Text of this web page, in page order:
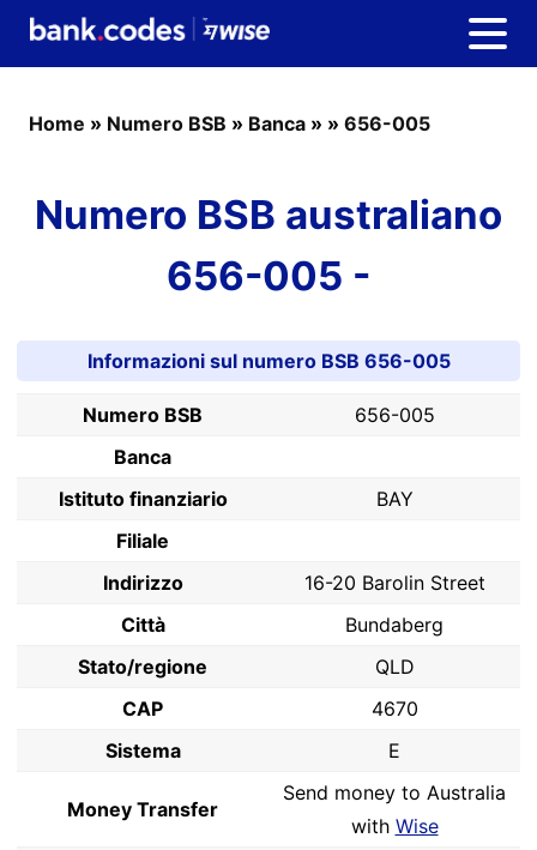
Home » Numero BSB » Banca » » 656-005
Numero BSB australiano
656-005 -
Informazioni sul numero BSB 656-005
Numero BSB
656-005
Banca
Istituto finanziario
BAY
Filiale
Indirizzo
16-20 Barolin Street
Città
Bundaberg
Stato/regione
QLD
CAP
4670
Sistema
E
Money Transfer
Send money to Australia
with Wise